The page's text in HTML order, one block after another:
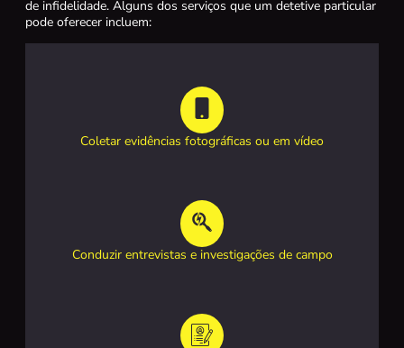
de infidelidade. Alguns dos serviços que um detetive particular
pode oferecer incluem:
Coletar evidências fotográficas ou em vídeo
Conduzir entrevistas e investigações de campo